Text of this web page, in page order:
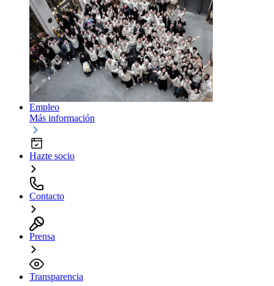
Empleo
Más información
Hazte socio
Contacto
Prensa
Transparencia